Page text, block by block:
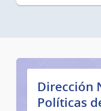
Dirección
Políticas